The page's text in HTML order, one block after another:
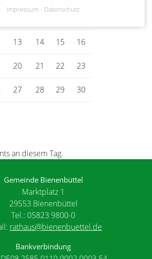
13 14 15 16
20 21 22 23
27 28 29 30
an diesem Tag.
Gemeinde Bienenbüttel
Marktplatz 1
29553 Bienenbüttel
Tel.: 05823 9800-0
rathaus@bienenbuettel.de
Bankverbindung
Impressum Datenschutz